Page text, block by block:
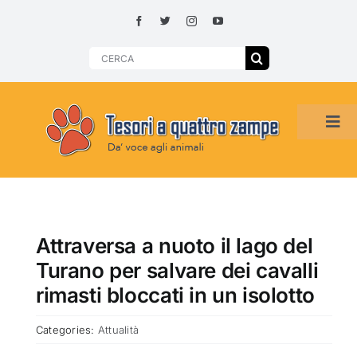
Search
HOME
SMARRITI O DA ADOTTARE
ADOTTATI O RITROVATI
Attraversa a nuoto il lago del
Turano per salvare dei cavalli
rimasti bloccati in un isolotto
Categories: Attualità